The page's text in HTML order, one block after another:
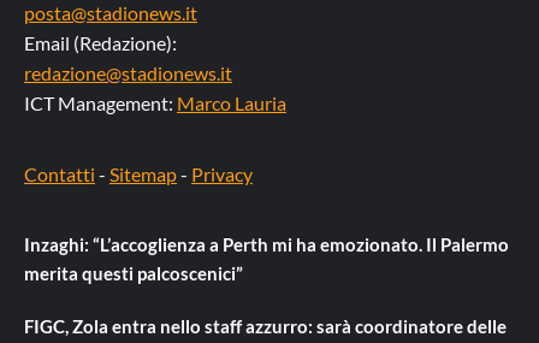
posta@stadionews.it
Email (Redazione):
redazione@stadionews.it
ICT Management: Marco Lauria
Contatti - Sitemap- Privacy
Inzaghi: “L’accoglienza a Perth mi ha emozionato. Il Palermo
merita questi palcoscenici”
FIGC, Zola entra nello staff azzurro: sarà coordinatore delle